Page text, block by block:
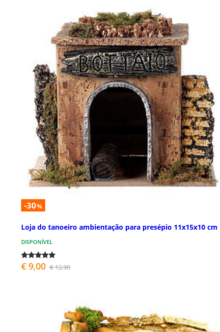
-30%
Loja do tanoeiro ambientação para presépio 11x15x10 cm
DISPONÍVEL
€ 9,00 € 12,90